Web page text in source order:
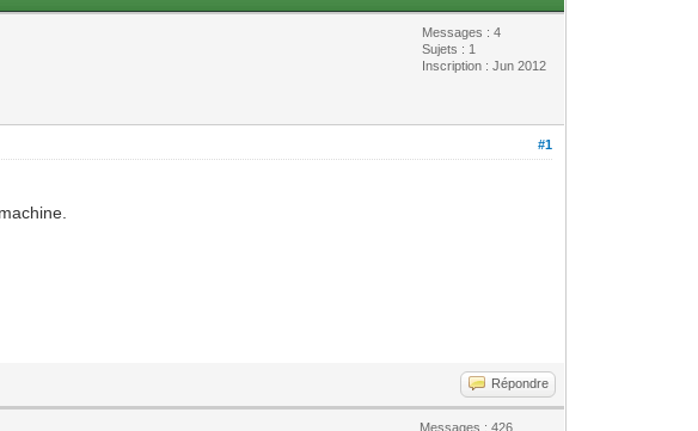
Messages : 4
Sujets : 1
Inscription : Jun 2012
#1
Répondre
Messages : 426